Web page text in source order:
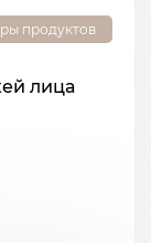
продуктов
лица